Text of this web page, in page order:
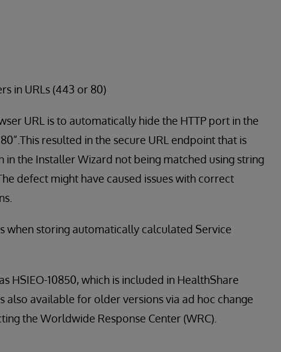
in URLs (443 or 80)
URL is to automatically hide the HTTP port in the
resulted in the secure URL endpoint that is
the Installer Wizard not being matched using string
defect might have caused issues with correct
when storing automatically calculated Service
HSIEO-10850, which is included in HealthShare
also available for older versions via ad hoc change
the Worldwide Response Center (WRC).